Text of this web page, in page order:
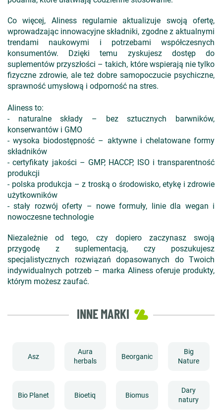
Co więcej, Aliness regularnie aktualizuje swoją ofertę,
wprowadzając innowacyjne składniki, zgodne z aktualnymi
trendami naukowymi i potrzebami współczesnych
konsumentów. Dzięki temu zyskujesz dostęp do
suplementów przyszłości – takich, które wspierają nie tylko
fizyczne zdrowie, ale też dobre samopoczucie psychiczne,
sprawność umysłową i odporność na stres.
Aliness to:
- naturalne składy – bez sztucznych barwników,
konserwantów i GMO
- wysoka biodostępność – aktywne i chelatowane formy
składników
- certyfikaty jakości – GMP, HACCP, ISO i transparentność
produkcji
- polska produkcja – z troską o środowisko, etykę i zdrowie
użytkowników
- stały rozwój oferty – nowe formuły, linie dla wegan i
nowoczesne technologie
Niezależnie od tego, czy dopiero zaczynasz swoją
przygodę z suplementacją, czy poszukujesz
specjalistycznych rozwiązań dopasowanych do Twoich
indywidualnych potrzeb – marka Aliness oferuje produkty,
którym możesz zaufać.
INNE MARKI
Asz
Aura
herbals
Beorganic
Big
Nature
Bio Planet Bioetiq Biomus
Dary
natury